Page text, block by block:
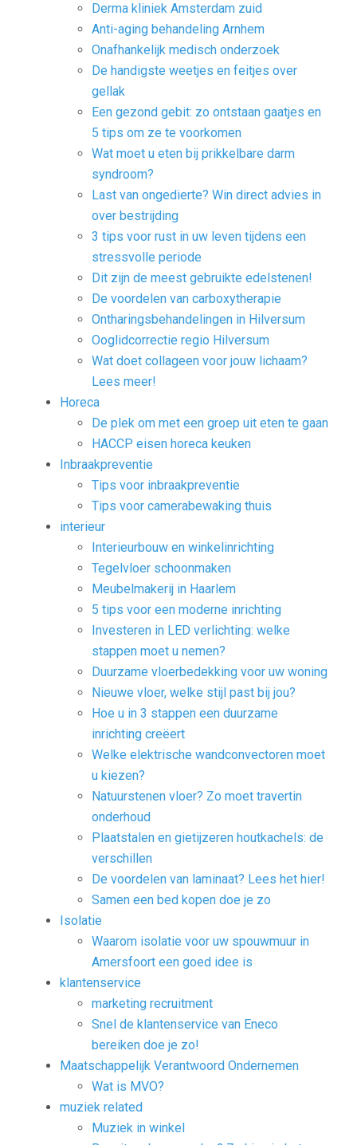
Derma kliniek Amsterdam zuid
Anti-aging behandeling Arnhem
Onafhankelijk medisch onderzoek
De handigste weetjes en feitjes over
gellak
Een gezond gebit: zo ontstaan gaatjes en
5 tips om ze te voorkomen
Wat moet u eten bij prikkelbare darm
syndroom?
Last van ongedierte? Win direct advies in
over bestrijding
3 tips voor rust in uw leven tijdens een
stressvolle periode
Dit zijn de meest gebruikte edelstenen!
De voordelen van carboxytherapie
Ontharingsbehandelingen in Hilversum
Ooglidcorrectie regio Hilversum
Wat doet collageen voor jouw lichaam?
Lees meer!
Horeca
De plek om met een groep uit eten te gaan
HACCP eisen horeca keuken
Inbraakpreventie
Tips voor inbraakpreventie
Tips voor camerabewaking thuis
interieur
Interieurbouw en winkelinrichting
Tegelvloer schoonmaken
Meubelmakerij in Haarlem
5 tips voor een moderne inrichting
Investeren in LED verlichting: welke
stappen moet u nemen?
Duurzame vloerbedekking voor uw woning
Nieuwe vloer, welke stijl past bij jou?
Hoe u in 3 stappen een duurzame
inrichting creëert
Welke elektrische wandconvectoren moet
u kiezen?
Natuurstenen vloer? Zo moet travertin
onderhoud
Plaatstalen en gietijzeren houtkachels: de
verschillen
De voordelen van laminaat? Lees het hier!
Samen een bed kopen doe je zo
Isolatie
Waarom isolatie voor uw spouwmuur in
Amersfoort een goed idee is
klantenservice
marketing recruitment
Snel de klantenservice van Eneco
bereiken doe je zo!
Maatschappelijk Verantwoord Ondernemen
Wat is MVO?
muziek related
Muziek in winkel